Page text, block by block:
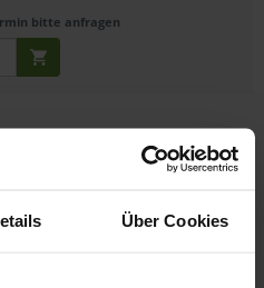
Über Cookies
bitte anfragen